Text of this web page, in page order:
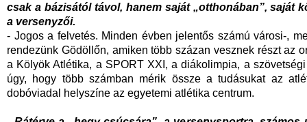
csak a bázisától távol, hanem saját „otthonában”, saját
a versenyzői.
- Jogos a felvetés. Minden évben jelentős számú városi-,
rendezünk Gödöllőn, amiken több százan vesznek részt az
a Kölyök Atlétika, a SPORT XXI, a diákolimpia, a
úgy, hogy több számban mérik össze a tudásukat az
dobóviadal helyszíne az egyetemi atlétika centrum.